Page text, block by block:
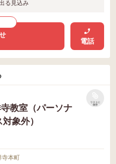
る見込み
電話
教室（パーソナ
象外）
リストに
保存
寺本町